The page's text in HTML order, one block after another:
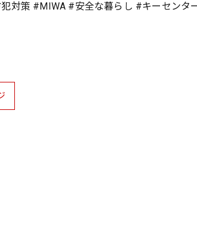
対策 #MIWA #安全な暮らし #キーセンタ